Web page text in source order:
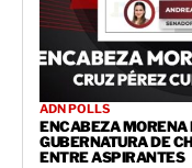
ADN POLLS
ENCABEZA MORENA
GUBERNATURA DE
ENTRE ASPIRANTES